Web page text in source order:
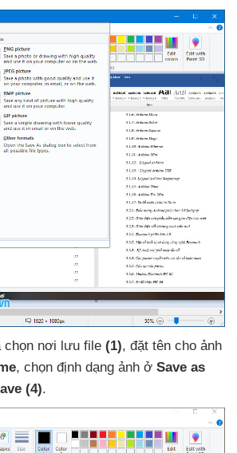
chọn nơi lưu file (1), đặt tên cho ảnh
, chọn định dạng ảnh ở Save as
(4).